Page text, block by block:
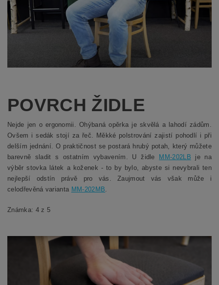
POVRCH ŽIDLE
Nejde jen o ergonomii. Ohýbaná opěrka je skvělá a lahodí zádům.
Ovšem i sedák stojí za řeč. Měkké polstrování zajistí pohodlí i při
delším jednání. O praktičnost se postará hrubý potah, který můžete
barevně sladit s ostatním vybavením. U židle
MM-202LB je na
výběr stovka látek a koženek - to by bylo, abyste si nevybrali ten
nejlepší odstín právě pro vás. Zaujmout vás však může i
celodřevěná varianta MM-202MB.
Známka: 4 z 5